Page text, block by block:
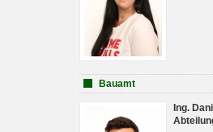
Bauamt
Ing.